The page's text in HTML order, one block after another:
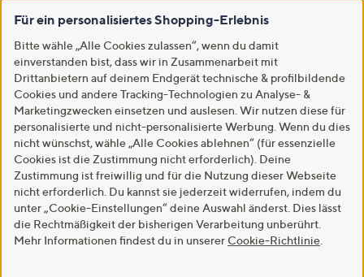
Für ein personalisiertes Shopping-Erlebnis
Bitte wähle „Alle Cookies zulassen“, wenn du damit
einverstanden bist, dass wir in Zusammenarbeit mit
Drittanbietern auf deinem Endgerät technische & profilbildende
Cookies und andere Tracking-Technologien zu Analyse- &
Marketingzwecken einsetzen und auslesen. Wir nutzen diese für
personalisierte und nicht-personalisierte Werbung. Wenn du dies
nicht wünschst, wähle „Alle Cookies ablehnen“ (für essenzielle
Cookies ist die Zustimmung nicht erforderlich). Deine
Zustimmung ist freiwillig und für die Nutzung dieser Webseite
nicht erforderlich. Du kannst sie jederzeit widerrufen, indem du
unter „Cookie-Einstellungen“ deine Auswahl änderst. Dies lässt
die Rechtmäßigkeit der bisherigen Verarbeitung unberührt.
Mehr Informationen findest du in unserer Cookie-Richtlinie